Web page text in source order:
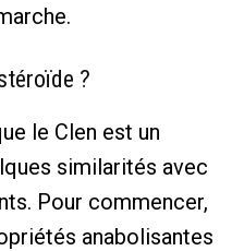
?
le Clen est un
similarités avec
Pour commencer,
anabolisantes